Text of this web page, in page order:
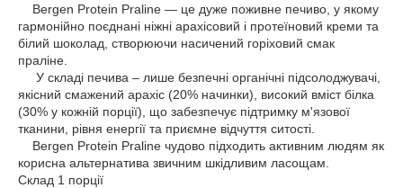
Bergen Protein Praline — це дуже поживне печиво, у якому
гармонійно поєднані ніжні арахісовий і протеїновий креми та
білий шоколад, створюючи насичений горіховий смак
праліне.
У складі печива – лише безпечні органічні підсолоджувачі,
якісний смажений арахіс (20% начинки), високий вміст білка
(30% у кожній порції), що забезпечує підтримку м'язової
тканини, рівня енергії та приємне відчуття ситості.
Bergen Protein Praline чудово підходить активним людям як
корисна альтернатива звичним шкідливим ласощам.
Склад 1 порції